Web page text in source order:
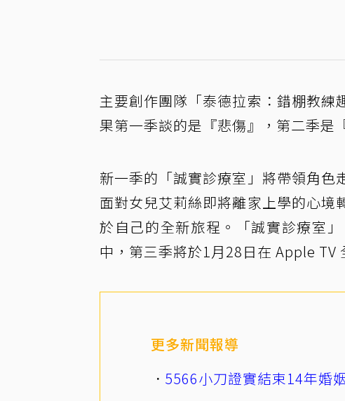
主要創作團隊「泰德拉索：錯棚教練
果第一季談的是『悲傷』，第二季是
新一季的「誠實診療室」將帶領角色
面對女兒艾莉絲即將離家上學的心境
於自己的全新旅程。「誠實診療室
中，第三季將於1月28日在 Apple TV
更多新聞報導
5566小刀證實結束14年婚